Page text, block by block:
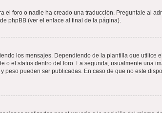
foro o nadie ha creado una traducción. Preguntale al
phpBB (ver el enlace al final de la página).
los mensajes. Dependiendo de la plantilla que
el status dentro del foro. La segunda, usualmente una
pueden ser publicadas. En caso de que no este